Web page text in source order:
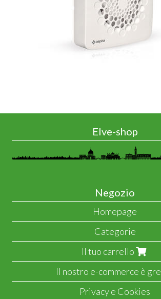
Elve-shop
Negozio
Homepage
Categorie
Il tuo carrello
Il nostro e-commerce è
Privacy e Cookies